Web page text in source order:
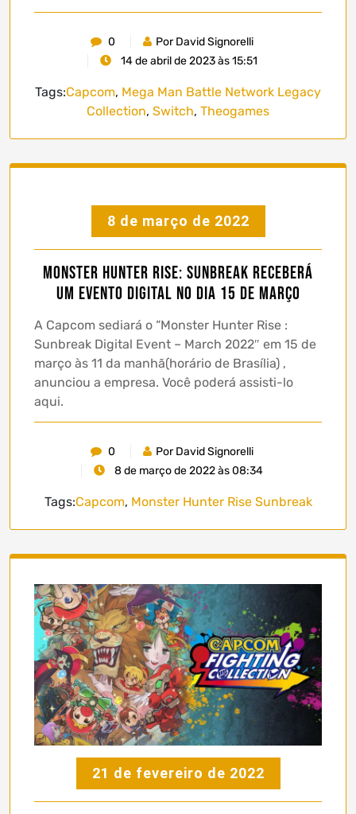
0
Por David Signorelli
14 de abril de 2023 às 15:51
Tags:Capcom, Mega Man Battle Network Legacy
Collection, Switch, Theogames
8 de março de 2022
Monster Hunter Rise: Sunbreak receberá
um evento digital no dia 15 de Março
A Capcom sediará o “Monster Hunter Rise :
Sunbreak Digital Event – ​​March 2022″ em 15 de
março às 11 da manhã(horário de Brasília) ,
anunciou a empresa. Você poderá assisti-lo
aqui.
0
Por David Signorelli
8 de março de 2022 às 08:34
Tags:Capcom, Monster Hunter Rise Sunbreak
21 de fevereiro de 2022